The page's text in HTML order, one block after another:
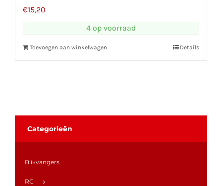
€15,20
4 op voorraad
Toevoegen aan winkelwagen Details
Categorieën
Blikvangers
RC